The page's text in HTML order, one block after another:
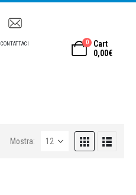
CONTATTACI 0
Cart
0,00€
Mostra: